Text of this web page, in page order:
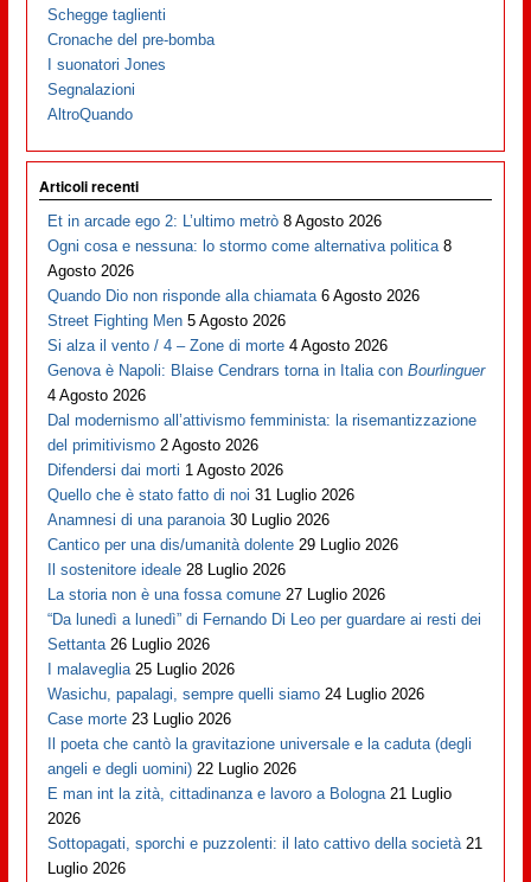
Schegge taglienti
Cronache del pre-bomba
I suonatori Jones
Segnalazioni
AltroQuando
Articoli recenti
Et in arcade ego 2: L’ultimo metrò 8 Agosto 2026
Ogni cosa e nessuna: lo stormo come alternativa politica 8
Agosto 2026
Quando Dio non risponde alla chiamata 6 Agosto 2026
Street Fighting Men 5 Agosto 2026
Si alza il vento / 4 – Zone di morte 4 Agosto 2026
Genova è Napoli: Blaise Cendrars torna in Italia conBourlinguer
4 Agosto 2026
Dal modernismo all’attivismo femminista: la risemantizzazione
del primitivismo 2 Agosto 2026
Difendersi dai morti 1 Agosto 2026
Quello che è stato fatto di noi 31 Luglio 2026
Anamnesi di una paranoia 30 Luglio 2026
Cantico per una dis/umanità dolente 29 Luglio 2026
Il sostenitore ideale 28 Luglio 2026
La storia non è una fossa comune 27 Luglio 2026
“Da lunedì a lunedì” di Fernando Di Leo per guardare ai resti dei
Settanta 26 Luglio 2026
I malaveglia 25 Luglio 2026
Wasichu, papalagi, sempre quelli siamo 24 Luglio 2026
Case morte 23 Luglio 2026
Il poeta che cantò la gravitazione universale e la caduta (degli
angeli e degli uomini) 22 Luglio 2026
E man int la zità, cittadinanza e lavoro a Bologna 21 Luglio
2026
Sottopagati, sporchi e puzzolenti: il lato cattivo della società 21
Luglio 2026